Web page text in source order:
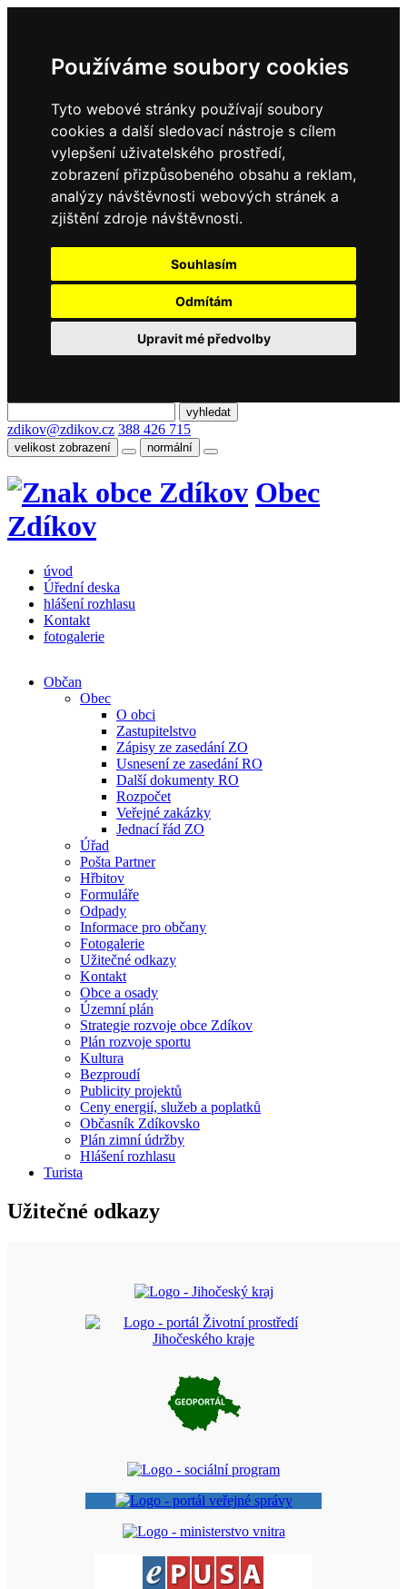
Používáme soubory cookies
Tyto webové stránky používají soubory
cookies a další sledovací nástroje s cílem
vylepšení uživatelského prostředí,
zobrazení přizpůsobeného obsahu a reklam,
analýzy návštěvnosti webových stránek a
zjištění zdroje návštěvnosti.
Souhlasím
Odmítám
Upravit mé předvolby
zdikov@zdikov.cz 388 426 715
velikost zobrazení normální
Obec
Zdíkov
úvod
Úřední deska
hlášení rozhlasu
Kontakt
fotogalerie
Občan
Obec
O obci
Zastupitelstvo
Zápisy ze zasedání ZO
Usnesení ze zasedání RO
Další dokumenty RO
Rozpočet
Veřejné zakázky
Jednací řád ZO
Úřad
Pošta Partner
Hřbitov
Formuláře
Odpady
Informace pro občany
Fotogalerie
Užitečné odkazy
Kontakt
Obce a osady
Územní plán
Strategie rozvoje obce Zdíkov
Plán rozvoje sportu
Kultura
Bezproudí
Publicity projektů
Ceny energií, služeb a poplatků
Občasník Zdíkovsko
Plán zimní údržby
Hlášení rozhlasu
Turista
Užitečné odkazy